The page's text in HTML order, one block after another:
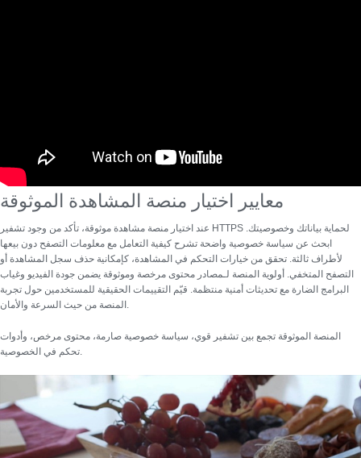
معايير اختيار منصة المشاهدة الموثوقة
عند اختيار منصة مشاهدة موثوقة، تأكد من وجود تشفير HTTPS لحماية بياناتك وخصوصيتك.
ابحث عن سياسة خصوصية واضحة تشرح كيفية التعامل مع معلومات التصفح دون بيعها
لأطراف ثالثة. تحقق من خيارات التحكم في المشاهدة، كإمكانية حذف سجل المشاهدة أو
التصفح المتخفي. أولوية المنصة لـ مصادر محتوى مرخصة وموثوقة يضمن جودة الفيديو وغياب
البرامج الضارة مع تحديثات أمنية منتظمة. قيّم التقييمات الحقيقية للمستخدمين حول تجربة
المنصة الموثوقة تجمع بين تشفير قوي، سياسة خصوصية صارمة، محتوى مرخص، وأدوات